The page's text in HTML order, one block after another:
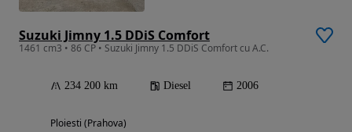
Suzuki Jimny 1.5 DDiS Comfort
1461 cm3 • 86 CP • Suzuki Jimny 1.5 DDiS Comfort cu A.C.
234 200 km Diesel 2006
Ploiesti (Prahova)